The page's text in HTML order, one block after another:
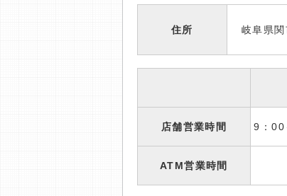
住所 岐阜県関
店舗営業時間 9：00
ATM営業時間